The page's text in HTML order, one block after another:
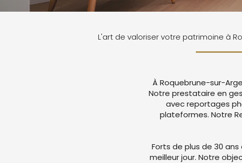
L'art de valoriser votre patrimoine à
À Roquebrune-sur-
Notre prestataire en
avec reportages
plateformes. Notre
Forts de plus de 30
meilleur jour. Notre